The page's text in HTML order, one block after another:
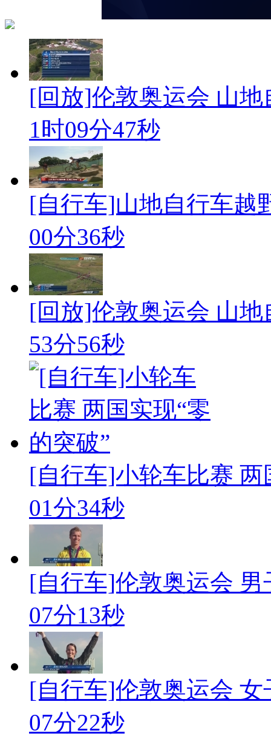
[回放]伦敦奥运会 山
1时09分47秒
[自行车]山地自行车越
00分36秒
[回放]伦敦奥运会 山
53分56秒
[自行车]小轮车比赛 两
01分34秒
[自行车]伦敦奥运会
07分13秒
[自行车]伦敦奥运会
07分22秒